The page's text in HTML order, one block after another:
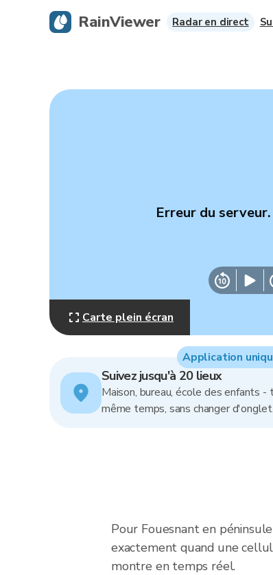
Erreur du serveur.
Carte plein écran
Suivez jusqu'à 20 lieux
Maison, bureau, école des enfants -
même temps, sans changer d'onglet.
Application
Pour Fouesnant en
exactement quand une
montre en temps réel.
RainViewer Radar en direct